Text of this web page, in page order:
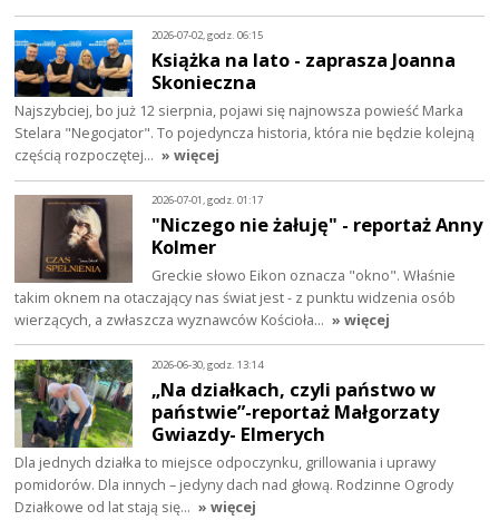
2026-07-02, godz. 06:15
Książka na lato - zaprasza Joanna
Skonieczna
Najszybciej, bo już 12 sierpnia, pojawi się najnowsza powieść Marka
Stelara "Negocjator". To pojedyncza historia, która nie będzie kolejną
częścią rozpoczętej… » więcej
2026-07-01, godz. 01:17
"Niczego nie żałuję" - reportaż Anny
Kolmer
Greckie słowo Eikon oznacza "okno". Właśnie
takim oknem na otaczający nas świat jest - z punktu widzenia osób
wierzących, a zwłaszcza wyznawców Kościoła… » więcej
2026-06-30, godz. 13:14
„Na działkach, czyli państwo w
państwie”-reportaż Małgorzaty
Gwiazdy- Elmerych
Dla jednych działka to miejsce odpoczynku, grillowania i uprawy
pomidorów. Dla innych – jedyny dach nad głową. Rodzinne Ogrody
Działkowe od lat stają się… » więcej